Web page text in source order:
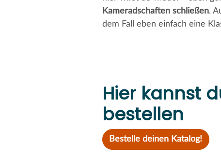
Kameradschaften schließen.
dem Fall eben einfach eine
Hier kannst
bestellen
Bestelle deinen Katalog!